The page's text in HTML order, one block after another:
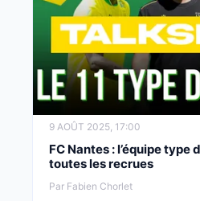
9 AOÛT 2025, 17:00
FC Nantes : l’équipe type
toutes les recrues
Par Fabien Chorlet